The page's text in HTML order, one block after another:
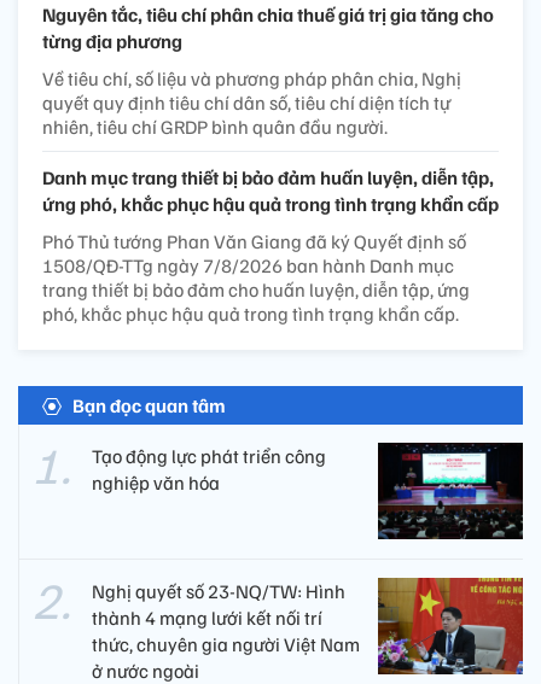
Nguyên tắc, tiêu chí phân chia thuế giá trị gia tăng cho
từng địa phương
Về tiêu chí, số liệu và phương pháp phân chia, Nghị
quyết quy định tiêu chí dân số, tiêu chí diện tích tự
nhiên, tiêu chí GRDP bình quân đầu người.
Danh mục trang thiết bị bảo đảm huấn luyện, diễn tập,
ứng phó, khắc phục hậu quả trong tình trạng khẩn cấp
Phó Thủ tướng Phan Văn Giang đã ký Quyết định số
1508/QĐ-TTg ngày 7/8/2026 ban hành Danh mục
trang thiết bị bảo đảm cho huấn luyện, diễn tập, ứng
phó, khắc phục hậu quả trong tình trạng khẩn cấp.
Bạn đọc quan tâm
Tạo động lực phát triển công
nghiệp văn hóa
Nghị quyết số 23-NQ/TW: Hình
thành 4 mạng lưới kết nối trí
thức, chuyên gia người Việt Nam
ở nước ngoài